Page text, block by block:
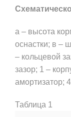
а – высота
оснастки; в –
– кольцевой
зазор; 1 –
амортизатор;
Таблица 1